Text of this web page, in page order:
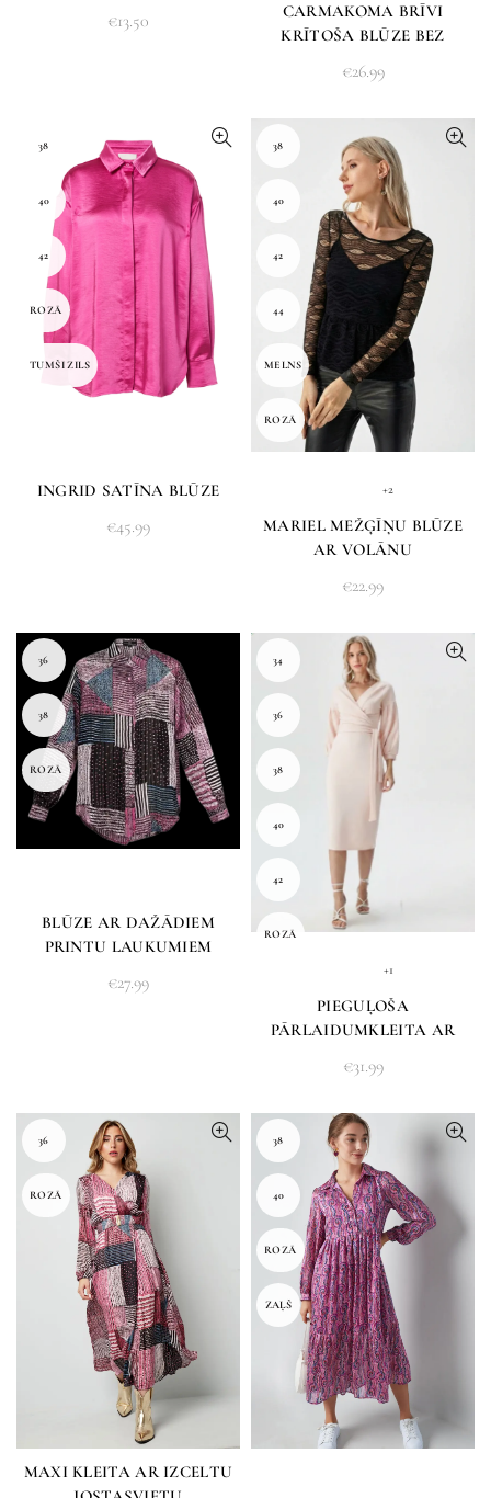
€13.50
CARMAKOMA BRĪVI
KRĪTOŠA BLŪZE BEZ
€26.99
38
40
42
ROZĀ
TUMŠI ZILS
INGRID SATĪNA BLŪZE
€45.99
38
40
42
44
MELNS
ROZĀ
+2
MARIEL MEŽĢĪŅU BLŪZE
AR VOLĀNU
€22.99
36
38
ROZĀ
BLŪZE AR DAŽĀDIEM
PRINTU LAUKUMIEM
€27.99
34
36
38
40
42
ROZĀ
+1
PIEGUĻOŠA
PĀRLAIDUMKLEITA AR
€31.99
36
ROZĀ
MAXI KLEITA AR IZCELTU
38
40
ROZĀ
ZAĻŠ